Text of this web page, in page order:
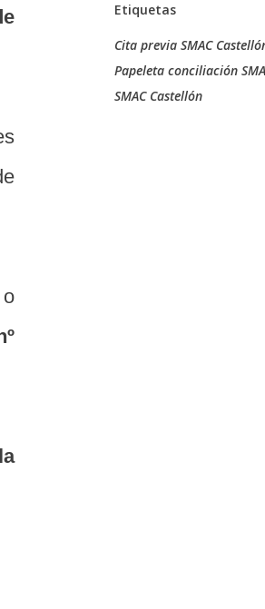
Etiquetas
Cita previa SMAC
Papeleta conciliación
SMAC Castellón